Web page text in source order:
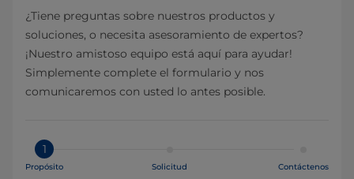
¿Tiene preguntas sobre nuestros productos y
soluciones, o necesita asesoramiento de expertos?
¡Nuestro amistoso equipo está aquí para ayudar!
Simplemente complete el formulario y nos
comunicaremos con usted lo antes posible.
1
Propósito Solicitud Contáctenos